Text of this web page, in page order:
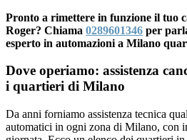
Pronto a rimettere in funzione il tuo
Roger? Chiama 0289601346 per
esperto in automazioni a Milano
Dove operiamo: assistenza
i quartieri di Milano
Da anni forniamo assistenza tecnica
automatici in ogni zona di Milano, con